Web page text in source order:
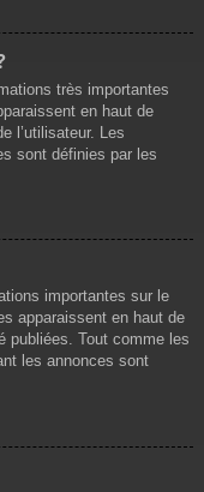
très importantes
en haut de
l’utilisateur. Les
sont définies par les
importantes sur le
apparaissent en haut de
publiées. Tout comme les
les annonces sont